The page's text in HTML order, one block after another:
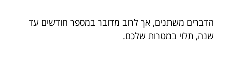
הדברים משתנים, אך לרוב מדובר במספר חודשים עד
שנה, תלוי במטרות שלכם.